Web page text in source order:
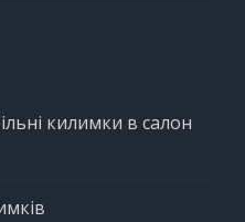
килимки в салон